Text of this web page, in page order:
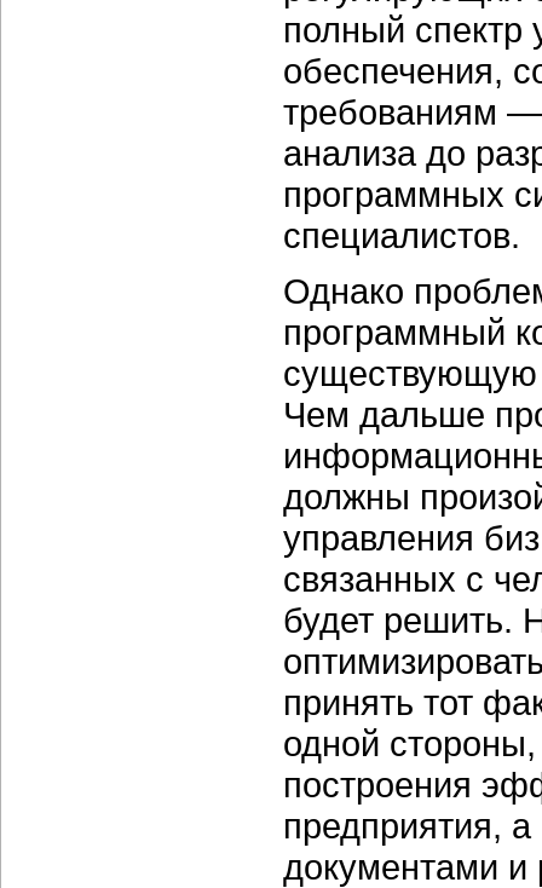
полный спектр
обеспечения,
требованиям —
анализа до
программных
специалистов.
Однако
программный
существующую
Чем дальше
должны
управления
связанных с
будет решить.
принять тот
одной
построения
предприятия,
документами и